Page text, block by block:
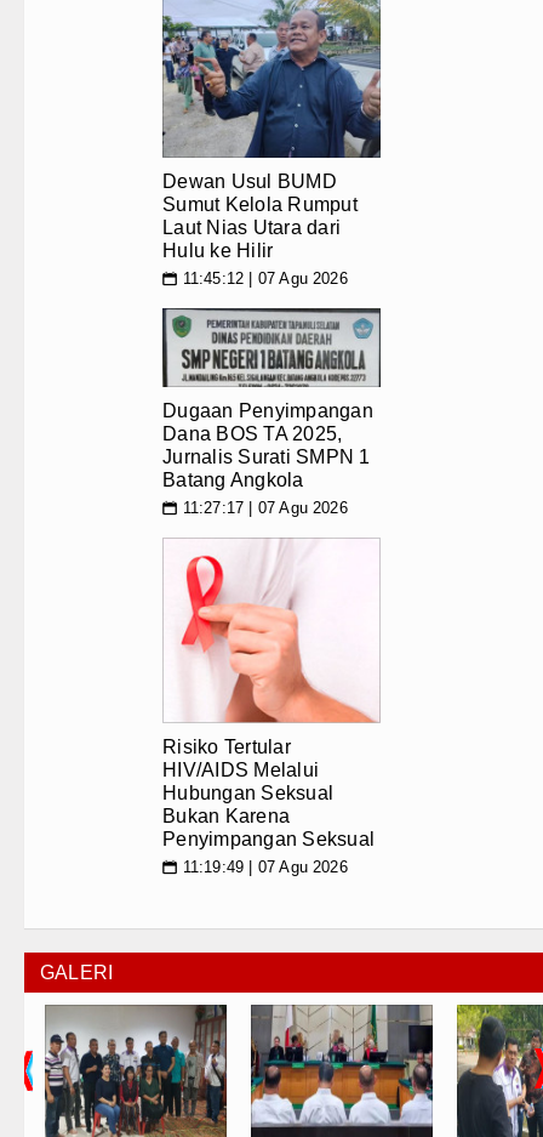
Dewan Usul BUMD
Sumut Kelola Rumput
Laut Nias Utara dari
Hulu ke Hilir
📅 11:45:12 | 07 Agu 2026
Dugaan Penyimpangan
Dana BOS TA 2025,
Jurnalis Surati SMPN 1
Batang Angkola
📅 11:27:17 | 07 Agu 2026
Risiko Tertular
HIV/AIDS Melalui
Hubungan Seksual
Bukan Karena
Penyimpangan Seksual
📅 11:19:49 | 07 Agu 2026
GALERI